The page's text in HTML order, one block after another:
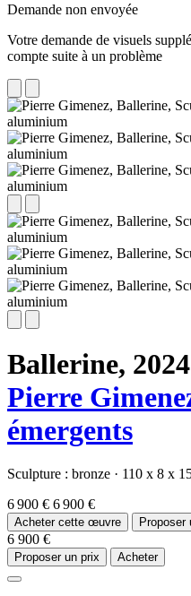
Demande non envoyée
Votre demande de visuels
compte suite à un problème
Ballerine, 2024
Pierre
émergents
Sculpture : bronze · 110 x 8 x
6 900 € 6 900 €
Acheter cette œuvre Proposer
6 900 €
Proposer un prix Acheter